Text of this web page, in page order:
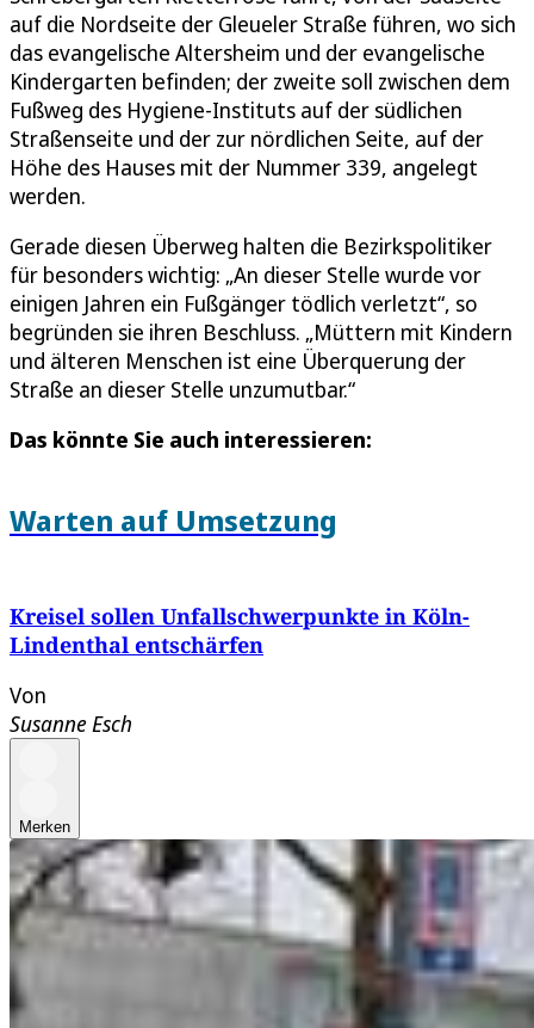
auf die Nordseite der Gleueler Straße führen, wo sich
das evangelische Altersheim und der evangelische
Kindergarten befinden; der zweite soll zwischen dem
Fußweg des Hygiene-Instituts auf der südlichen
Straßenseite und der zur nördlichen Seite, auf der
Höhe des Hauses mit der Nummer 339, angelegt
werden.
Gerade diesen Überweg halten die Bezirkspolitiker
für besonders wichtig: „An dieser Stelle wurde vor
einigen Jahren ein Fußgänger tödlich verletzt“, so
begründen sie ihren Beschluss. „Müttern mit Kindern
und älteren Menschen ist eine Überquerung der
Straße an dieser Stelle unzumutbar.“
Das könnte Sie auch interessieren:
Warten auf Umsetzung
Kreisel sollen Unfallschwerpunkte in Köln-
Lindenthal entschärfen
Von
Susanne Esch
Merken